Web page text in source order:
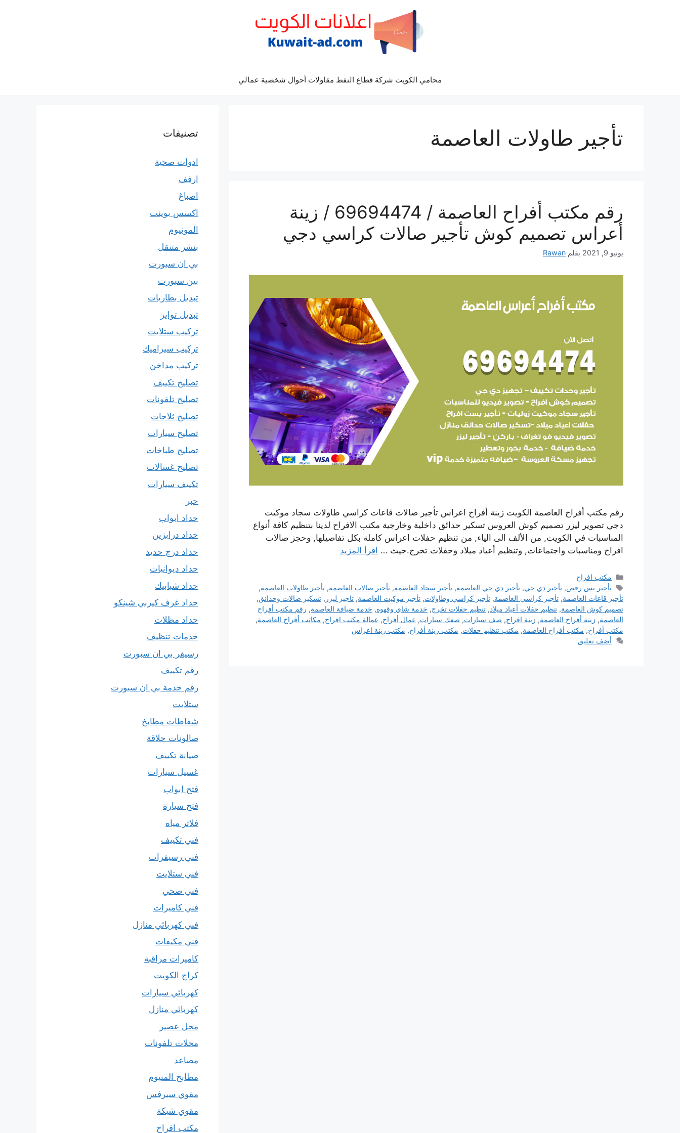
محامي الكويت شركة قطاع النفط مقاولات أحوال شخصية عمالي
تأجير طاولات العاصمة
رقم مكتب أفراح العاصمة / 69694474 / زينة
أعراس تصميم كوش تأجير صالات كراسي دجي
يونيو 9, 2021 بقلم Rawan
رقم مكتب أفراح العاصمة الكويت زينة أفراح اعراس تأجير صالات قاعات كراسي طاولات سجاد موكيت
دجي تصوير ليزر تصميم كوش العروس تسكير حدائق داخلية وخارجية مكتب الافراح لدينا بتنظيم كافة أنواع
المناسبات في الكويت, من الألف الى الياء, من تنظيم حفلات اعراس كاملة بكل تفاصيلها, وحجز صالات
افراح ومناسبات واجتماعات, وتنظيم أعياد ميلاد وحفلات تخرج.حيث … اقرأ المزيد
التصنيفات
مكتب افراح
الوسوم
تأجير بس رقص,تأجير دي جي,تأجير دي جي العاصمة,تأجير سجاد العاصمة,تأجير صالات العاصمة,تأجير طاولات العاصمة,
تأجير قاعات العاصمة, تأجير كراسي العاصمة, تأجير كراسي وطاولات, تأجير موكيت العاصمة, تاجير ليزر , تسكير صالات وحدائق,
تصميم كوش العاصمة, تنظيم حفلات أعياد ميلاد, تنظيم حفلات تخرج, خدمة شاي وقهوه, خدمة ضيافة العاصمة, رقم مكتب أفراح
العاصمة, زينة أفراح العاصمة, زينة افراح, صف سيارات, صفك سيارات, عمال أفراح, عمالة مكتب افراح, مكاتب أفراح العاصمة,
مكتب أفراح, مكتب أفراح العاصمة, مكتب تنظيم حفلات, مكتب زينة أفراح, مكتب زينة اعراس
أضف تعليق
تصنيفات
ادوات صحية
ارفف
اصباغ
اكسس بوينت
المونيوم
بنشر متنقل
بي ان سبورت
بين سبورت
تبديل بطاريات
تبديل تواير
تركيب ستلايت
تركيب سيراميك
تركيب مداخن
تصليح تكييف
تصليح تلفونات
تصليح ثلاجات
تصليح سيارات
تصليح طباخات
تصليح غسالات
تكييف سيارات
حبر
حداد ابواب
حداد درابزين
حداد درج حديد
حداد ديوانيات
حداد شبابيك
حداد غرف كيربي شينكو
حداد مظلات
خدمات تنظيف
رسيفر بي ان سبورت
رقم تكييف
رقم خدمة بي ان سبورت
ستلايت
شفاطات مطابخ
صالونات حلاقة
صيانة تكييف
غسيل سيارات
فتح ابواب
فتح سيارة
فلاتر مياه
فني تكييف
فني رسيفرات
فني ستلايت
فني صحي
فني كاميرات
فني كهربائي منازل
فني مكيفات
كاميرات مراقبة
كراج الكويت
كهربائي سيارات
كهربائي منازل
محل عصير
محلات تلفونات
مصاعد
مطابخ المنيوم
مقوي سيرفس
مقوي شبكة
مكتب افراح